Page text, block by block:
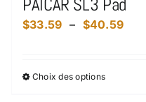
PAICAR SL3 Pad
$33.59 – $40.59Plage
Choix des optionsCe